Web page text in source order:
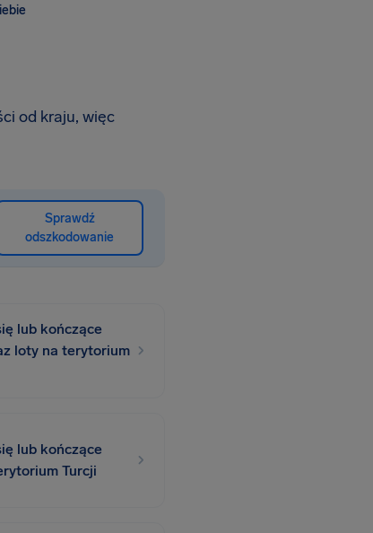
od kraju, więc
Sprawdź
odszkodowanie
lub kończące
loty na terytorium
lub kończące
Turcji